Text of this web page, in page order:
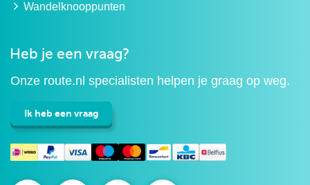
Wandelknooppunten
Heb je een vraag?
Onze route.nl specialisten helpen je graag op weg.
Ik heb een vraag